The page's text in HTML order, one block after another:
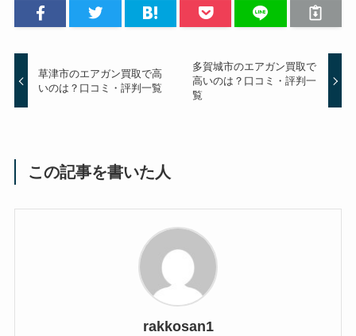
草津市のエアガン買取で高
いのは？口コミ・評判一覧
多賀城市のエアガン買取で
高いのは？口コミ・評判一
覧
この記事を書いた人
rakkosan1